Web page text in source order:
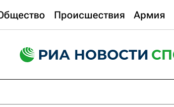
Происшествия Армия